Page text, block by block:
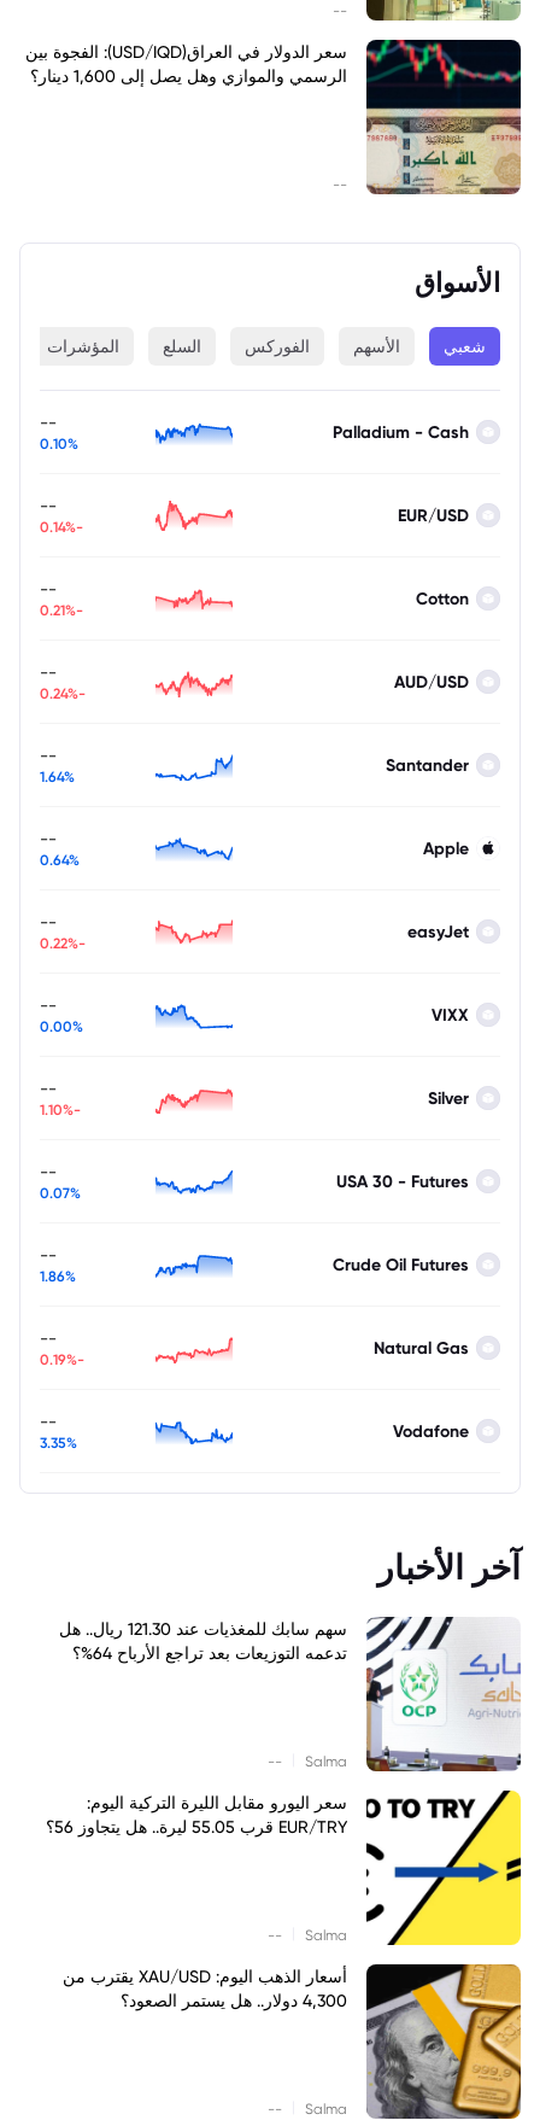
--
سعر الدولار في العراق(USD/IQD): الفجوة بين
الرسمي والموازي وهل يصل إلى 1,600 دينار؟
--
الأسواق
شعبي الأسهم الفوركس السلع المؤشرات
Palladium - Cash
--
0.10%
EUR/USD
--
-0.14%
Cotton
--
-0.21%
AUD/USD
--
-0.24%
Santander
--
1.64%
Apple
--
0.64%
easyJet
--
-0.22%
VIXX
--
0.00%
Silver
--
-1.10%
USA 30 - Futures
--
0.07%
Crude Oil Futures
--
1.86%
Natural Gas
--
-0.19%
Vodafone
--
3.35%
آخر الأخبار
سهم سابك للمغذيات عند 121.30 ريال.. هل
تدعمه التوزيعات بعد تراجع الأرباح 64%؟
Salma
--
سعر اليورو مقابل الليرة التركية اليوم:
EUR/TRY قرب 55.05 ليرة.. هل يتجاوز 56؟
Salma
--
أسعار الذهب اليوم: XAU/USD يقترب من
4,300 دولار.. هل يستمر الصعود؟
Salma
--